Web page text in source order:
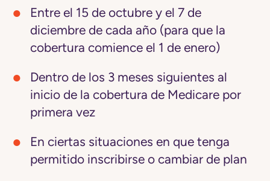
Entre el 15 de octubre y el 7 de
diciembre de cada año (para que la
cobertura comience el 1 de enero)
Dentro de los 3 meses siguientes al
inicio de la cobertura de Medicare por
primera vez
En ciertas situaciones en que tenga
permitido inscribirse o cambiar de plan